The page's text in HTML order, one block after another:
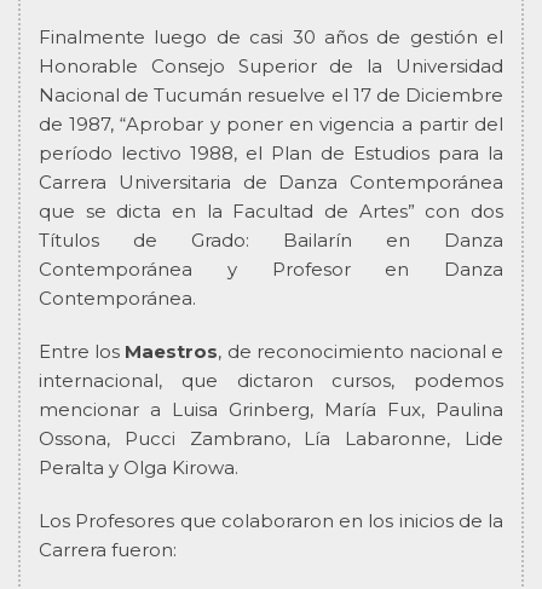
Finalmente luego de casi 30 años de gestión el
Honorable Consejo Superior de la Universidad
Nacional de Tucumán resuelve el 17 de Diciembre
de 1987, “Aprobar y poner en vigencia a partir del
período lectivo 1988, el Plan de Estudios para la
Carrera Universitaria de Danza Contemporánea
que se dicta en la Facultad de Artes” con dos
Títulos de Grado: Bailarín en Danza
Contemporánea y Profesor en Danza
Contemporánea.
Entre los Maestros, de reconocimiento nacional e
internacional, que dictaron cursos, podemos
mencionar a Luisa Grinberg, María Fux, Paulina
Ossona, Pucci Zambrano, Lía Labaronne, Lide
Peralta y Olga Kirowa.
Los Profesores que colaboraron en los inicios de la
Carrera fueron: